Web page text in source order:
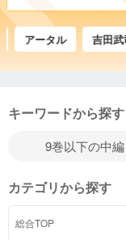
アータル 吉田武司
キーワードから探す
カテゴリから探す
総合TOP